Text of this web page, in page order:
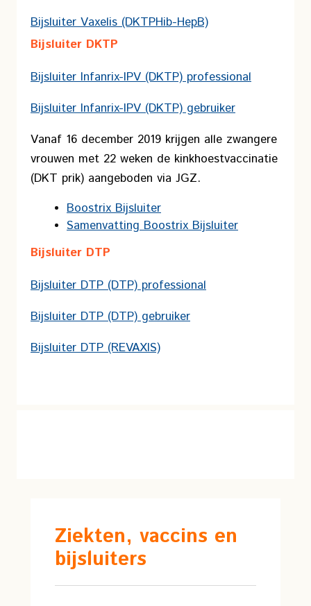
Ziekten, vaccins en
bijsluiters
Bijsluiter Vaxelis (DKTPHib-HepB)
Bijsluiter DKTP
Bijsluiter Infanrix-IPV (DKTP) professional
Bijsluiter Infanrix-IPV (DKTP) gebruiker
Vanaf 16 december 2019 krijgen alle zwangere
vrouwen met 22 weken de kinkhoestvaccinatie
(DKT prik) aangeboden via JGZ.
Boostrix Bijsluiter
Samenvatting Boostrix Bijsluiter
Bijsluiter DTP
Bijsluiter DTP (DTP) professional
Bijsluiter DTP (DTP) gebruiker
Bijsluiter DTP (REVAXIS)